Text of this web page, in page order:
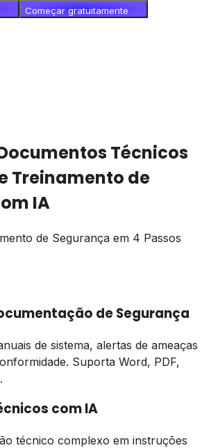
Começar gratuitamente
Técnicos
Treinamento de
IA
de Segurança em 4 Passos
de Segurança
de sistema, alertas de ameaças
Suporta Word, PDF,
com IA
técnico complexo em instruções